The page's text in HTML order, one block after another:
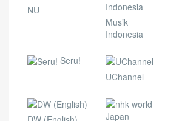
NU
Musik
Indonesia
Seru!
UChannel